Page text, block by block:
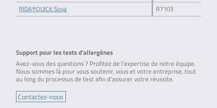
RIDA®QUICK Soya
R7103
Support pour les tests d’allergènes
Avez-vous des questions ? Profitez de l’expertise de notre équipe.
Nous sommes là pour vous soutenir, vous et votre entreprise, tout
au long du processus de test afin d’assurer votre réussite.
Contactez-nous